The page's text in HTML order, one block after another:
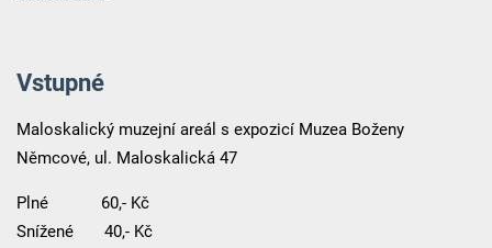
Vstupné
Maloskalický muzejní areál s expozicí Muzea Boženy
Němcové, ul. Maloskalická 47
Plné 60,- Kč
Snížené 40,- Kč